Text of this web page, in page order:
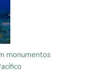
monumentos